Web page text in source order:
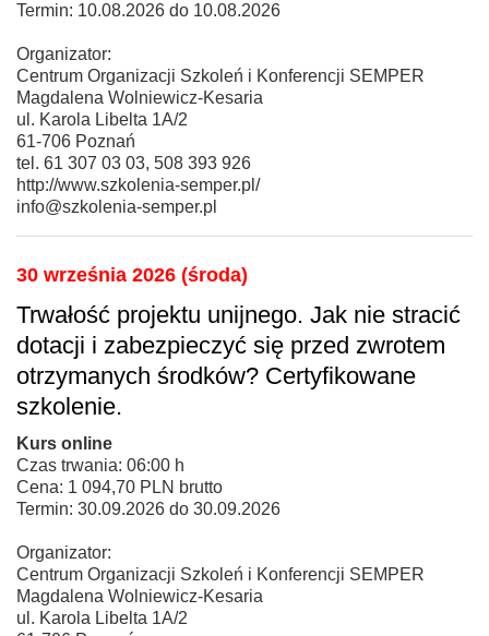
Termin: 10.08.2026 do 10.08.2026
Organizator:
Centrum Organizacji Szkoleń i Konferencji SEMPER
Magdalena Wolniewicz-Kesaria
ul. Karola Libelta 1A/2
61-706 Poznań
tel. 61 307 03 03, 508 393 926
http://www.szkolenia-semper.pl/
info@szkolenia-semper.pl
30 września 2026 (środa)
Trwałość projektu unijnego. Jak nie stracić
dotacji i zabezpieczyć się przed zwrotem
otrzymanych środków? Certyfikowane
szkolenie.
Kurs online
Czas trwania: 06:00 h
Cena: 1 094,70 PLN brutto
Termin: 30.09.2026 do 30.09.2026
Organizator:
Centrum Organizacji Szkoleń i Konferencji SEMPER
Magdalena Wolniewicz-Kesaria
ul. Karola Libelta 1A/2